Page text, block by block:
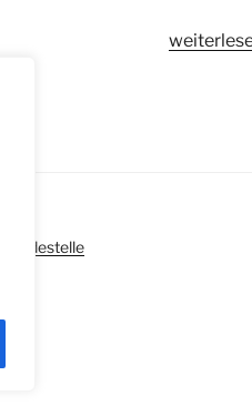
Meldestelle